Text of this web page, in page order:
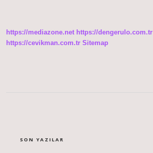
https://mediazone.net https://dengerulo.com.tr
https://cevikman.com.tr Sitemap
SON YAZILAR